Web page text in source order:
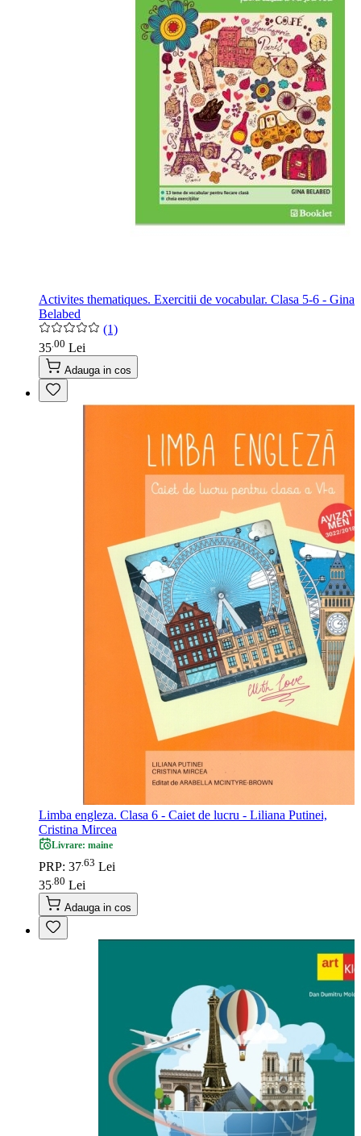
Activites thematiques. Exercitii de vocabular. Clasa 5-6 - Gina
Belabed
(1)
35 00 Lei
Adauga in cos
Limba engleza. Clasa 6 - Caiet de lucru - Liliana Putinei,
Cristina Mircea
Livrare: maine
PRP: 37.63 Lei
35 80 Lei
Adauga in cos